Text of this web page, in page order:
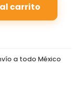
carrito
a todo México